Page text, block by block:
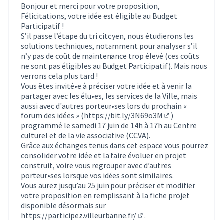
Bonjour et merci pour votre proposition,
Félicitations, votre idée est éligible au Budget
Participatif !
S’il passe l’étape du tri citoyen, nous étudierons les
solutions techniques, notamment pour analyser s’il
n’y pas de coût de maintenance trop élevé (ces coûts
ne sont pas éligibles au Budget Participatif). Mais nous
verrons cela plus tard !
Vous êtes invité•e à préciser votre idée et à venir la
partager avec les élu•es, les services de la Ville, mais
aussi avec d'autres porteur•ses lors du prochain «
forum des idées » (https://bit.ly/3N69o3M
(Lien externe)
)
programmé le samedi 17 juin de 14h à 17h au Centre
culturel et de la vie associative (CCVA).
Grâce aux échanges tenus dans cet espace vous pourrez
consolider votre idée et la faire évoluer en projet
construit, voire vous regrouper avec d’autres
porteur•ses lorsque vos idées sont similaires.
Vous aurez jusqu’au 25 juin pour préciser et modifier
votre proposition en remplissant à la fiche projet
disponible désormais sur
https://participez.villeurbanne.fr/
.